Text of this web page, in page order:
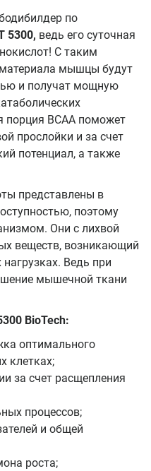
по
5300, ведь его суточная
С таким
материала мышцы будут
и получат мощную
порция ВСАА поможет
прослойки и за счет
потенциал, а также
представлены в
поэтому
Они с лихвой
веществ, возникающий
Ведь при
мышечной ткани
BioTech:
оптимального
клетках;
за счет расщепления
процессов;
и общей
роста;